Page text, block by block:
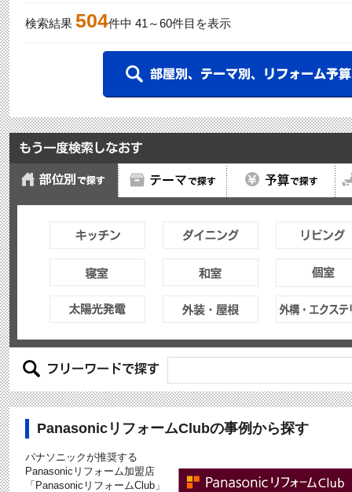
検索結果 504件中 41 ～60件目を表示
PanasonicリフォームClubの事例から探す
パナソニックが推奨する
Panasonicリフォーム加盟店
「PanasonicリフォームClub」